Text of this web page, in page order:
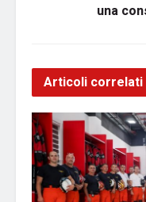
una
Articoli correlati